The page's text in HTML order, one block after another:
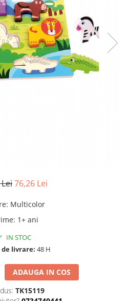
76,26 Lei
: Multicolor
: 1+ ani
IN STOC
livrare: 48 H
ADAUGA IN COS
TK15119